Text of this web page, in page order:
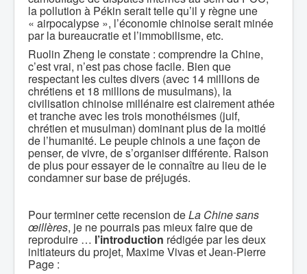
la pollution à Pékin serait telle qu’il y règne une
« airpocalypse », l’économie chinoise serait minée
par la bureaucratie et l’immobilisme, etc.
Ruolin Zheng le constate : comprendre la Chine,
c’est vrai, n’est pas chose facile. Bien que
respectant les cultes divers (avec 14 millions de
chrétiens et 18 millions de musulmans), la
civilisation chinoise millénaire est clairement athée
et tranche avec les trois monothéismes (juif,
chrétien et musulman) dominant plus de la moitié
de l’humanité. Le peuple chinois a une façon de
penser, de vivre, de s’organiser différente. Raison
de plus pour essayer de le connaître au lieu de le
condamner sur base de préjugés.
Pour terminer cette recension deLa Chine sans
œillères, je ne pourrais pas mieux faire que de
reproduire … l’introduction rédigée par les deux
initiateurs du projet, Maxime Vivas et Jean-Pierre
Page :